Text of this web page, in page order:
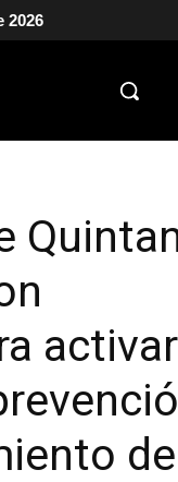
2026
activar
de